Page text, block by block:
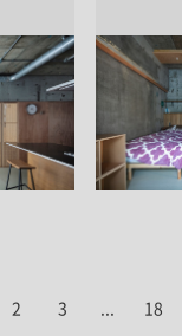
2 3 ... 18